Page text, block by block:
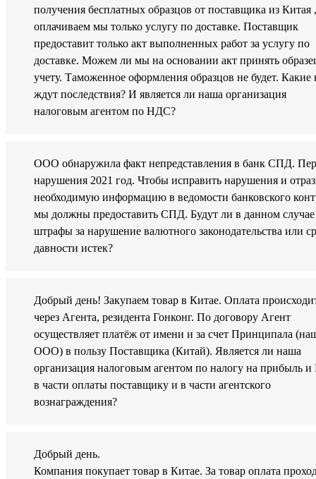
получения бесплатных образцов от поставщика из Китая ,
оплачиваем мы только услугу по доставке. Поставщик
предоставит только акт выполненных работ за услугу по
доставке. Можем ли мы на основании акт принять
учету. Таможенное оформления образцов не будет. Какие
ждут последствия? И является ли наша организация
налоговым агентом по НДС?
ООО обнаружила факт непредставления в банк СПД.
нарушения 2021 год. Чтобы исправить нарушения и
необходимую информацию в ведомости банковского
мы должны предоставить СПД. Будут ли в данном случае
штрафы за нарушение валютного законодательства или
давности истек?
Добрый день! Закупаем товар в Китае. Оплата
через Агента, резидента Гонконг. По договору Агент
осуществляет платёж от имени и за счет Принципала
ООО) в пользу Поставщика (Китай). Является ли наша
организация налоговым агентом по налогу на прибыль
в части оплаты поставщику и в части агентского
вознаграждения?
Добрый день.
Компания покупает товар в Китае. За товар оплата